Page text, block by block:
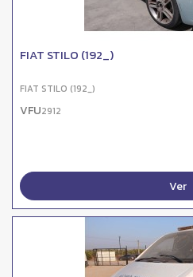
FIAT STILO (192_)
FIAT STILO (192_)
VFU2912
Ver